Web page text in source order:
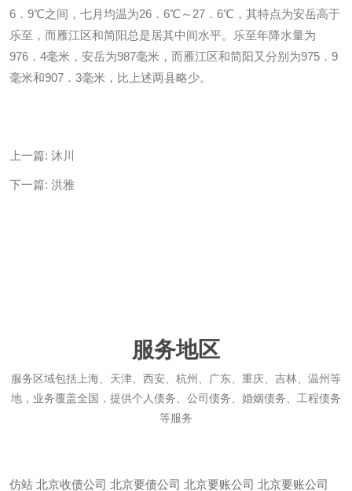
6．9℃之间，七月均温为26．6℃～27．6℃，其特点为安岳高于
乐至，而雁江区和简阳总是居其中间水平。乐至年降水量为
976．4毫米，安岳为987毫米，而雁江区和简阳又分别为975．9
毫米和907．3毫米，比上述两县略少。
上一篇: 沐川
下一篇: 洪雅
服务地区
服务区域包括上海、天津、西安、杭州、广东、重庆、吉林、温州等
地，业务覆盖全国，提供个人债务、公司债务、婚姻债务、工程债务
等服务
仿站 北京收债公司 北京要债公司 北京要账公司 北京要账公司